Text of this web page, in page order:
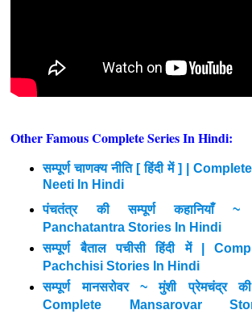
Other Famous Complete Series In Hindi:
सम्पूर्ण चाणक्य नीति [ हिंदी में ] |
Neeti In Hindi
पंचतंत्र की सम्पूर्ण कहानियाँ ~
Panchatantra Stories In Hindi
सम्पूर्ण बैताल पचीसी हिंदी में |
Pachchisi Stories In Hindi
सम्पूर्ण मानसरोवर ~ मुंशी प्रेमचंद्र की
Complete Mansarovar